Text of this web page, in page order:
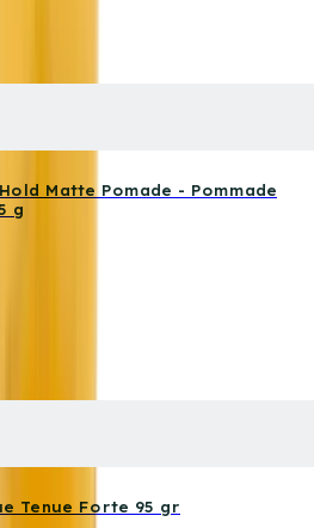
Matte Pomade - Pommade
g
Tenue Forte 95 gr